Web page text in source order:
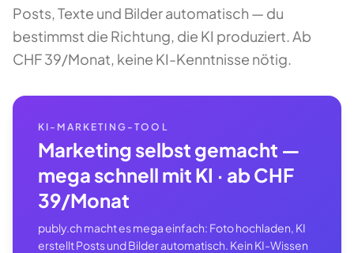
Posts, Texte und Bilder automatisch — du
bestimmst die Richtung, die KI produziert. Ab
CHF 39/Monat, keine KI-Kenntnisse nötig.
KI-MARKETING-TOOL
Marketing selbst gemacht —
mega schnell mit KI · ab CHF
39/Monat
publy.ch macht es mega einfach: Foto hochladen, KI
erstellt Posts und Bilder automatisch. Kein KI-Wissen